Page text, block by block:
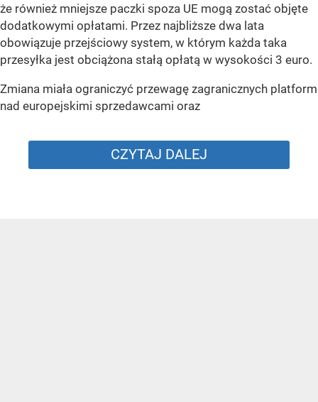
że również mniejsze paczki spoza UE mogą zostać objęte
dodatkowymi opłatami. Przez najbliższe dwa lata
obowiązuje przejściowy system, w którym każda taka
przesyłka jest obciążona stałą opłatą w wysokości 3 euro.
Zmiana miała ograniczyć przewagę zagranicznych platform
nad europejskimi sprzedawcami oraz
CZYTAJ DALEJ